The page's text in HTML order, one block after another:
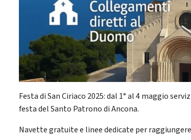
Festa di San Ciriaco 2025: dal 1° al 4 maggio
festa del Santo Patrono di Ancona.
Navette gratuite e linee dedicate per